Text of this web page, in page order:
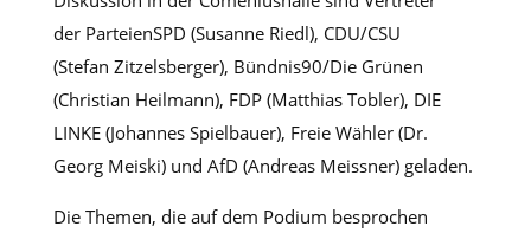
der ParteienSPD (Susanne Riedl), CDU/CSU
(Stefan Zitzelsberger), Bündnis90/Die Grünen
(Christian Heilmann), FDP (Matthias Tobler), DIE
LINKE (Johannes Spielbauer), Freie Wähler (Dr.
Georg Meiski) und AfD (Andreas Meissner) geladen.
Die Themen, die auf dem Podium besprochen